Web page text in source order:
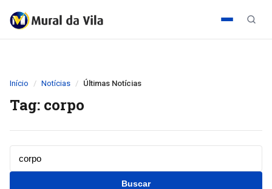
Início Notícias Últimas Notícias
Tag: corpo
Buscar